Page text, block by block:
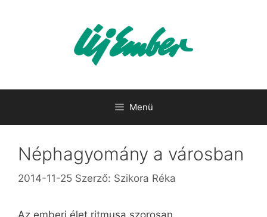
Menü
Néphagyomány a városban
2014-11-25 Szerző: Szikora Réka